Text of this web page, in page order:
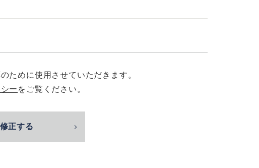
ために使用させていただきます。
ー をご覧ください。
正する